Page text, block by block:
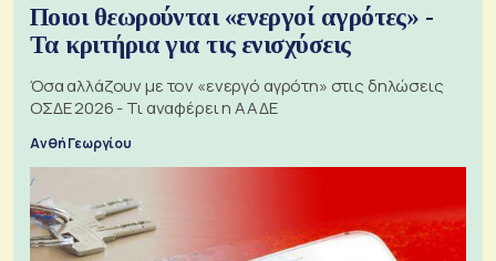
Ποιοι θεωρούνται «ενεργοί αγρότες» -
Τα κριτήρια για τις ενισχύσεις
Όσα αλλάζουν με τον «ενεργό αγρότη» στις δηλώσεις
ΟΣΔΕ 2026 - Τι αναφέρει η ΑΑΔΕ
Ανθή Γεωργίου